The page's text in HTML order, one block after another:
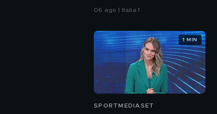
rivoluzione
06 ago | Italia 1
SPORTMEDIASET
1 MIN